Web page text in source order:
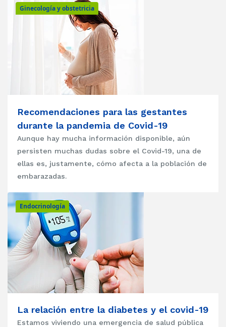
Ginecología y obstetricia
Recomendaciones para las gestantes
durante la pandemia de Covid-19
Aunque hay mucha información disponible, aún
persisten muchas dudas sobre el Covid-19, una de
ellas es, justamente, cómo afecta a la población de
embarazadas.
Endocrinología
La relación entre la diabetes y el covid-19
Estamos viviendo una emergencia de salud pública